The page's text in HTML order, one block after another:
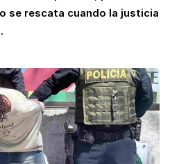
se rescata cuando la justicia